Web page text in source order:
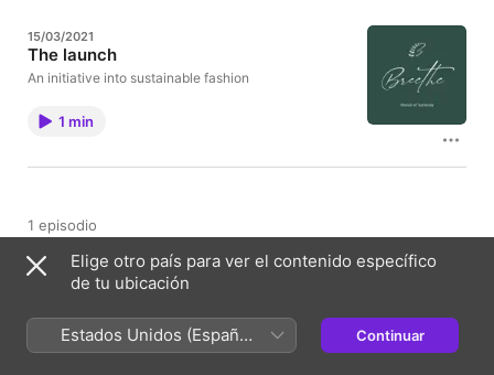
15/03/2021
The launch
An initiative into sustainable fashion
1 min
1 episodio
Acerca de
An initiative into sustainable fashion
Elige otro país para ver el contenido específico
de tu ubicación
Estados Unidos (Español
México)
Continuar